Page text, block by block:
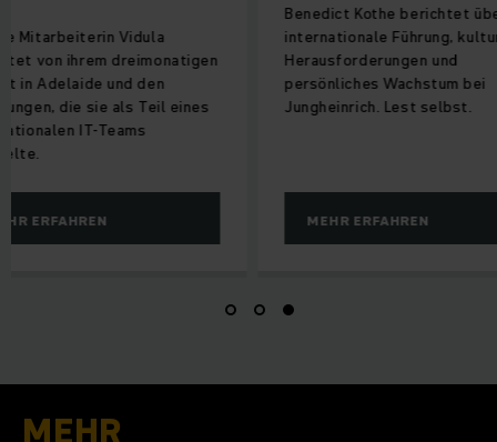
Vidula
dreimonatigen
und den
sie als Teil eines
IT-Teams
Benedict Kothe berichtet über
internationale Führung, kulturelle
Herausforderungen und
persönliches Wachstum bei
Jungheinrich. Lest selbst.
MEHR ERFAHREN
MEHR